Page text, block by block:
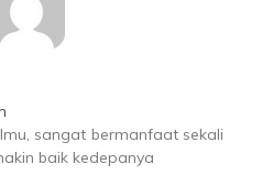
sangat bermanfaat sekali
baik kedepanya